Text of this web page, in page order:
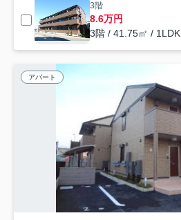
3階
8.6万円
3階 / 41.75㎡ / 1LDK
アパート